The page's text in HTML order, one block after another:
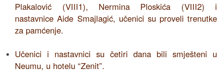
Plakalović (VIII1), Nermina Ploskića (VIII2) i
nastavnice Aide Smajlagić, učenici su proveli trenutke
za pamćenje.
Učenici i nastavnici su četiri dana bili smješteni u
Neumu, u hotelu “Zenit”.